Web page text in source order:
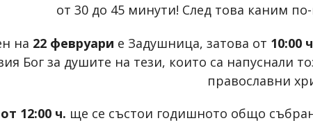
от 30 до 45 минути! След това каним
на 22 февруари е Задушница, затова от 10:00
Бог за душите на тези, които са напуснали
православни
12:00 ч. ще се състои годишното общо